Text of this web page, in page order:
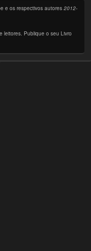
e os respectivos autores2012-
leitores. Publique o seu Livro